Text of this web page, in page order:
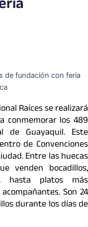
Raíces se realizará
conmemorar los 489
de Guayaquil. Este
de Convenciones
Entre las huecas
venden bocadillos,
hasta platos más
Son 24
durante los días de